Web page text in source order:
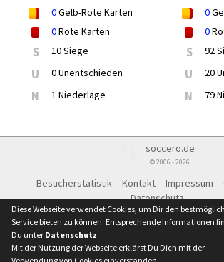
Team
Landesklasse
Spielplan
0Gelb-Rote Karten
0Rote Karten
S 10 Siege
U 0 Unentschieden
N 1 Niederlage
0
0
S 92
U 20
N 79
soccero.de
© 2006 - 2026
Besucherstatistik Kontakt Impressum
Datenschutz
Diese Webseite verwendet Cookies, um Dir den
Service bieten zu können. Entsprechende Informationen
Du unter Datenschutz.
Mit der Nutzung der Webseite erklärst Du Dich mit der